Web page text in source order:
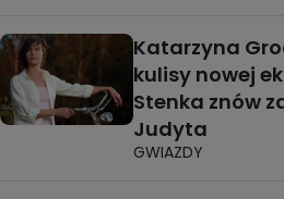
Katarzyna
kulisy nowej
Stenka znów
Judyta
GWIAZDY